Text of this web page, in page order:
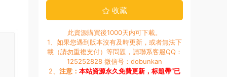
收藏
此資源購買後1000天内可下載。
1、如果您遇到版本沒有及時更新，或者無法下
載（請勿重複支付）等問題，請聯系客服QQ：
125252828 微信号：dobunkan
2、 注意： 本站資源永久免費更新，标題帶“已